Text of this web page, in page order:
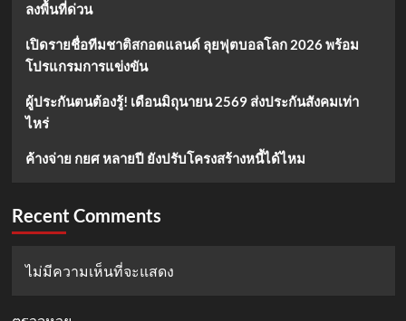
ลงพื้นที่ด่วน
เปิดรายชื่อทีมชาติสกอตแลนด์ ลุยฟุตบอลโลก 2026 พร้อม
โปรแกรมการแข่งขัน
ผู้ประกันตนต้องรู้! เดือนมิถุนายน 2569 ส่งประกันสังคมเท่า
ไหร่
ค้างจ่าย กยศ หลายปี ยังปรับโครงสร้างหนี้ได้ไหม
Recent Comments
ไม่มีความเห็นที่จะแสดง